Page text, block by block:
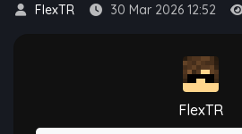
FlexTR 30 Mar 2026 12:52
FlexTR